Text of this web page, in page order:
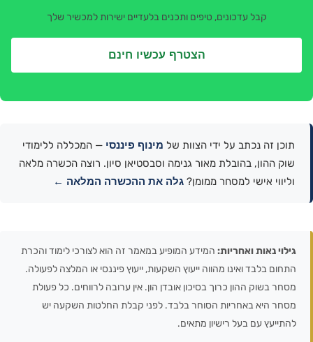
קבל עדכונים, טיפים ותכנים בלעדיים ישירות למכשיר שלך
הצטרף עכשיו חינם
תוכן זה נכתב על ידי הצוות של מינוף פיננסי — המכללה ללימודי
שוק ההון, בהובלת מאור גנימה וסבסטיאן סיון. רוצה הכשרה מלאה
וליווי אישי למסחר ממומן? גלה את ההכשרה המלאה ←
גילוי נאות ואחריות: המידע המופיע במאמר זה הוא לצורכי לימוד והכרת
התחום בלבד ואינו מהווה ייעוץ השקעות, ייעוץ פיננסי או המלצה לפעולה.
מסחר בשוק ההון כרוך בסיכון אובדן הון. אין ערובה לרווחים. כל פעולת
מסחר היא באחריות הסוחר בלבד. לפני קבלת החלטות השקעה יש
להתייעץ עם בעל רישיון מתאים.